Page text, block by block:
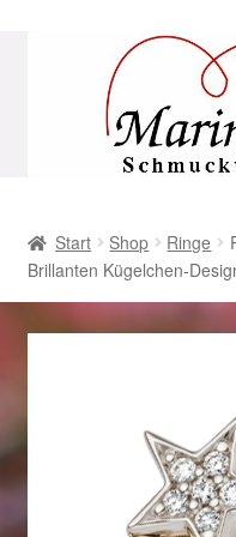
Navigation
AGB
Beispiel-Seite
Geschenke zu Ostern
Geschenke zu Ostern
Start Shop Ringe
Brillanten Kügelchen-